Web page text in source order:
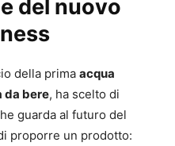
del nuovo
della prima acqua
da bere, ha scelto di
guarda al futuro del
proporre un prodotto: